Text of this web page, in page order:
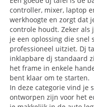
controller, mixer, laptop
werkhoogte en zorgt dat
controle houdt. Zeker als
je een oplossing die snel
professioneel uitziet. Dj
inklapbare dj standaard
het frame in enkele
bent klaar om te starten.
In deze categorie vind je
ontworpen zijn voor het